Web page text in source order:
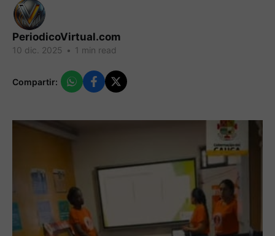
PeriodicoVirtual.com
10 dic. 2025 • 1 min read
Compartir: